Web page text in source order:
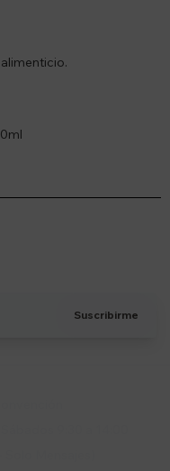
Suscribirme